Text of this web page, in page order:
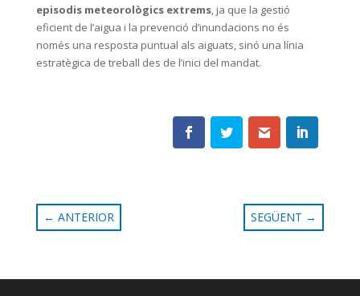
episodis meteorològics extrems, ja que la gestió
eficient de l’aigua i la prevenció d’inundacions no és
només una resposta puntual als aiguats, sinó una línia
estratègica de treball des de l’inici del mandat.
← ANTERIOR SEGÜENT →